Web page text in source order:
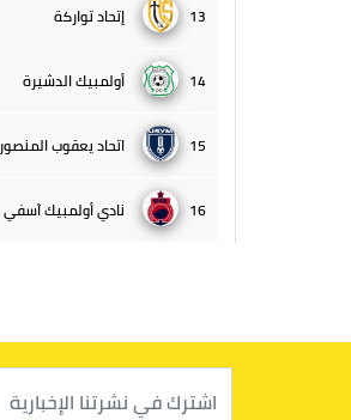
13 إتحاد تواركة
14 أولمبيك الدشيرة
15 اتحاد يعقوب المنصور
16 نادي أولمبيك آسفي